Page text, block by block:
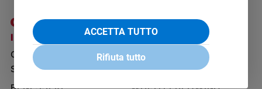
e
inclusione
Costume
e
I SITI SAN PAOLO
GRUPPO EDITORIALE
SAN PAOLO
NOTE LEGALI
PRIVACY POLICY
INFORMATIVA
ACCETTA TUTTO
Rifiuta tutto